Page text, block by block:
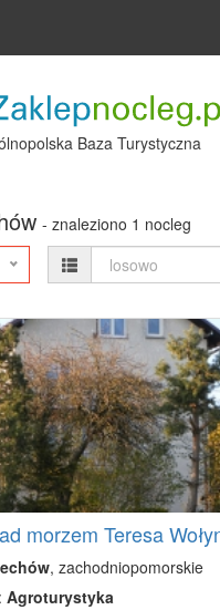
Baza Turystyczna
- znaleziono 1 nocleg
losowo
morzem Teresa
, zachodniopomorskie
Agroturystyka